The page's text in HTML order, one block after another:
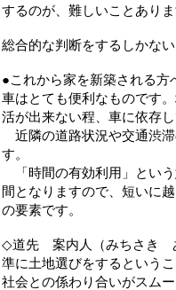
するのが、難しいことあり
総合的な判断をするしかな
●これから家を新築される方
車はとても便利なものです
活が出来ない程、車に依存
近隣の道路状況や交通渋
す。
「時間の有効利用」とい
間となりますので、短いに
の要素です。
◇道先 案内人（みちさき
準に土地選びをするという
社会との係わり合いがスム